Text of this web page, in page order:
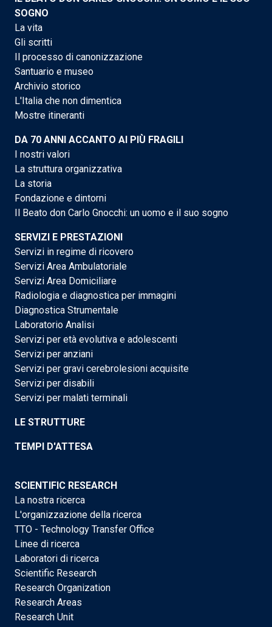
SOGNO
La vita
Gli scritti
Il processo di canonizzazione
Santuario e museo
Archivio storico
L'Italia che non dimentica
Mostre itineranti
DA 70 ANNI ACCANTO AI PIÙ FRAGILI
I nostri valori
La struttura organizzativa
La storia
Fondazione e dintorni
Il Beato don Carlo Gnocchi: un uomo e il suo sogno
SERVIZI E PRESTAZIONI
Servizi in regime di ricovero
Servizi Area Ambulatoriale
Servizi Area Domiciliare
Radiologia e diagnostica per immagini
Diagnostica Strumentale
Laboratorio Analisi
Servizi per età evolutiva e adolescenti
Servizi per anziani
Servizi per gravi cerebrolesioni acquisite
Servizi per disabili
Servizi per malati terminali
LE STRUTTURE
TEMPI D'ATTESA
SCIENTIFIC RESEARCH
La nostra ricerca
L'organizzazione della ricerca
TTO - Technology Transfer Office
Linee di ricerca
Laboratori di ricerca
Scientific Research
Research Organization
Research Areas
Research Unit